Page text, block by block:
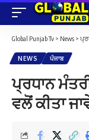
Global Punjab Tv > News >
NEWS ਪੰਜਾਬ
ਪ੍ਰਧਾਨ
ਵਲੋਂ ਕੀਤਾ